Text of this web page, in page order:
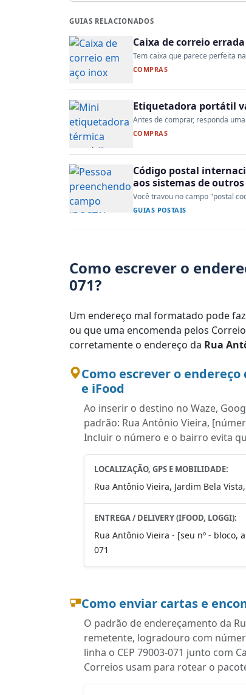
GUIAS RELACIONADOS
Caixa de correio
Tem caixa que parece perfeita
COMPRAS
Etiquetadora portátil
Antes de comprar, responda
COMPRAS
Código postal
aos sistemas de outros
Você travou no campo "postal
GUIAS POSTAIS
Como escrever o
071?
Um endereço mal formatado pode
ou que uma encomenda pelos
corretamente o endereço da Rua
Como escrever o
e iFood
Ao inserir o destino no Waze,
padrão: Rua Antônio Vieira,
Incluir o número e o bairro evita
LOCALIZAÇÃO, GPS E MOBILIDADE:
Rua Antônio Vieira, Jardim Bela
ENTREGA / DELIVERY (IFOOD, LOGGI):
Rua Antônio Vieira - [seu nº - bloco,
071
Como enviar cartas e
O padrão de endereçamento da
remetente, logradouro com
linha o CEP 79003-071 junto com
Correios usam para rotear o